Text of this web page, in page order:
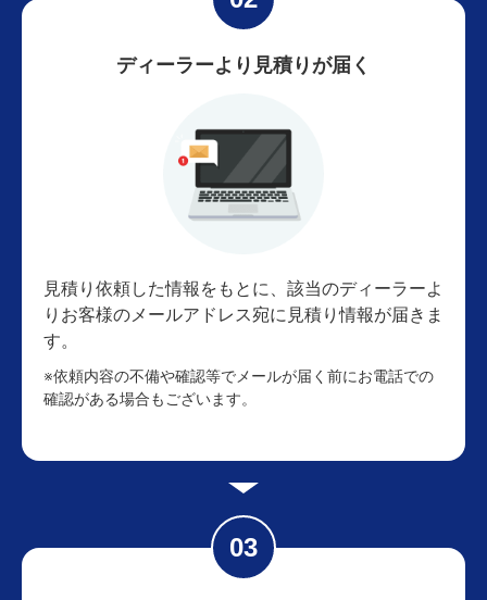
ディーラーより見積りが届く
見積り依頼した情報をもとに、該当のディーラーよ
りお客様のメールアドレス宛に見積り情報が届きま
す。
※依頼内容の不備や確認等でメールが届く前にお電話での
確認がある場合もございます。